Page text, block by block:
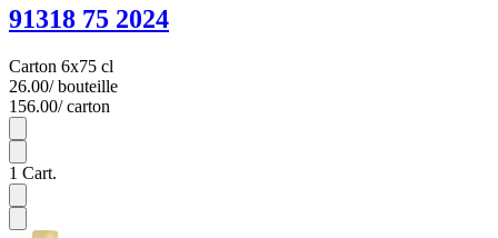
91318 75 2024
Carton 6x75 cl
26.00/ bouteille
156.00/ carton
1 Cart.